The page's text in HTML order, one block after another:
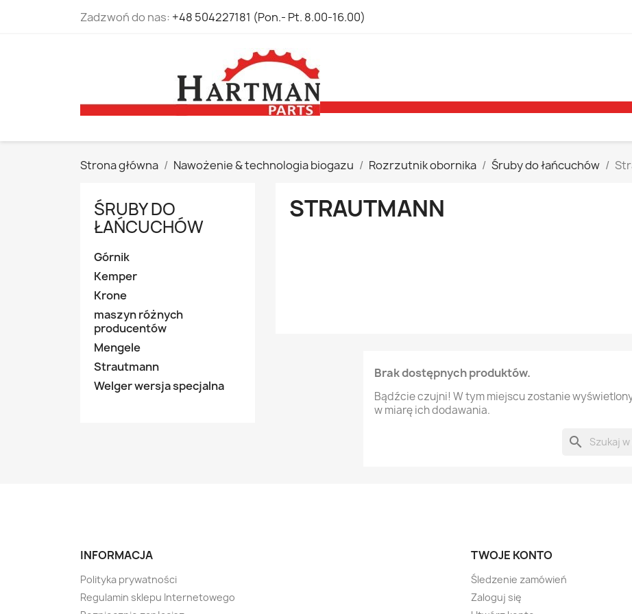
Zadzwoń do nas: +48 504227181 (Pon.- Pt. 8.00-16.00)
Strona główna Nawożenie & technologia biogazu Rozrzutnik obornika Śruby do łańcuchów
ŚRUBY DO
ŁAŃCUCHÓW
Górnik
Kemper
Krone
maszyn różnych
producentów
Mengele
Strautmann
Welger wersja specjalna
STRAUTMANN
Brak dostępnych produktów.
Bądźcie czujni! W tym miejscu zostanie
w miarę ich dodawania.
search
INFORMACJA
Polityka prywatności
Regulamin sklepu Internetowego
TWOJE KONTO
Śledzenie zamówień
Zaloguj się